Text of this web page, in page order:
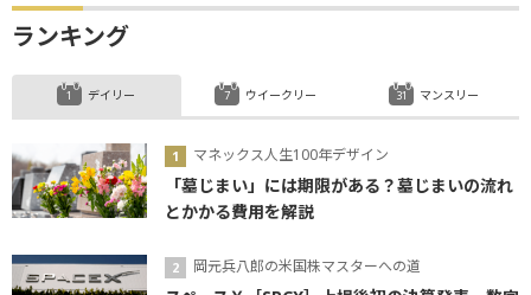
ランキング
デイリー
マネックス人生100年デザイン
「墓じまい」には期限がある？墓じまいの流れ
とかかる費用を解説
岡元兵八郎の米国株マスターへの道
ウイークリー マンスリー